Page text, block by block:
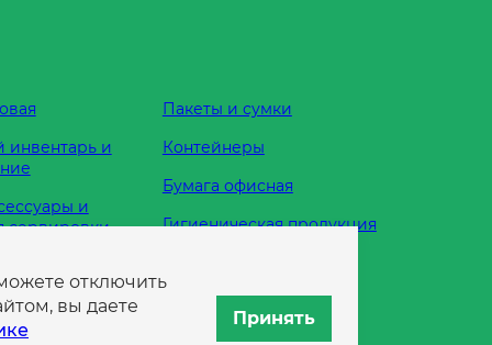
инвентарь и
и
сервировки
Пакеты и сумки
Контейнеры
Бумага офисная
Гигиеническая продукция
отключить
вы даете
Принять